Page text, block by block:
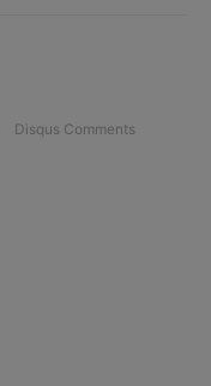
Disqus Comments